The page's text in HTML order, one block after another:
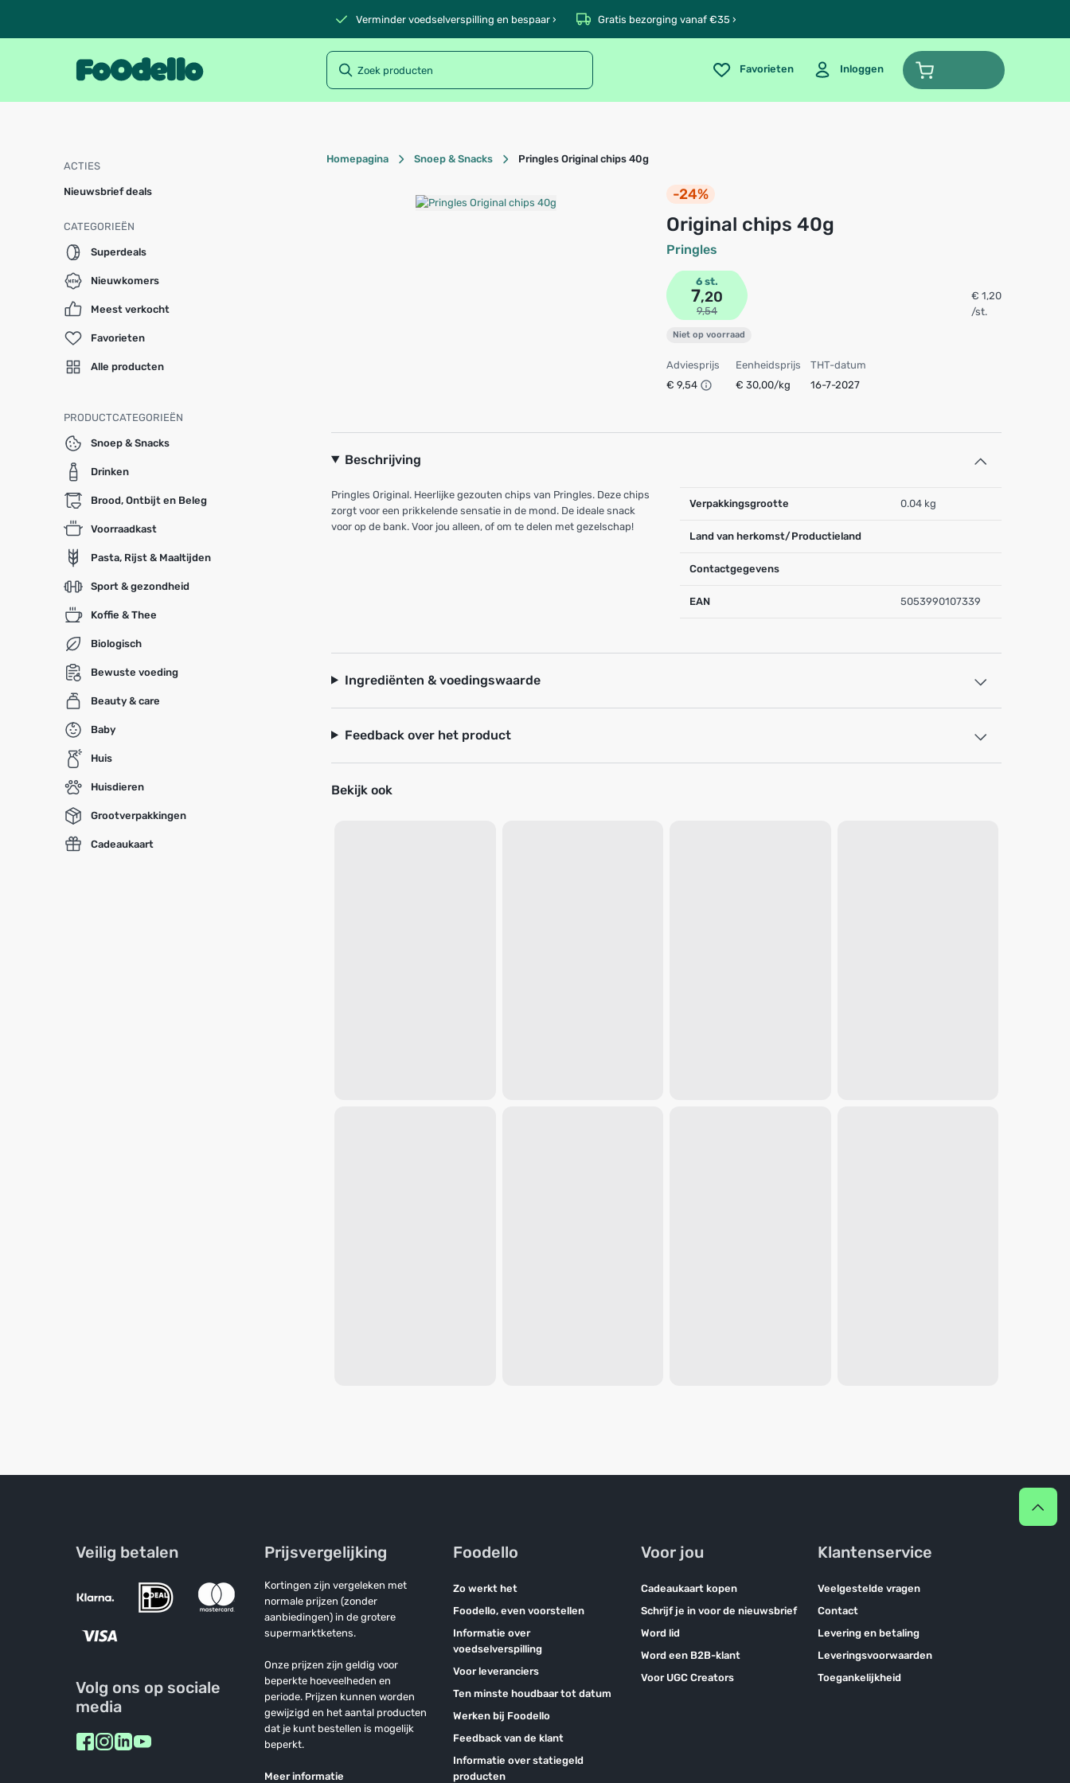
Verminder voedselverspilling en bespaar › Gratis bezorging vanaf €35 ›
Favorieten Inloggen
ACTIES
Nieuwsbrief deals
CATEGORIEËN
Superdeals
Nieuwkomers
Meest verkocht
Favorieten
Alle producten
PRODUCTCATEGORIEËN
Snoep & Snacks
Drinken
Brood, Ontbijt en Beleg
Voorraadkast
Pasta, Rijst & Maaltijden
Sport & gezondheid
Koffie & Thee
Biologisch
Bewuste voeding
Beauty & care
Baby
Huis
Huisdieren
Grootverpakkingen
Cadeaukaart
Homepagina Snoep & Snacks Pringles Original chips 40g
-24%
Original chips 40g
Pringles
6 st.
7,20
9,54
€ 1,20
/st.
Niet op voorraad
Adviesprijs
€ 9,54
Eenheidsprijs
€ 30,00/kg
THT-datum
16-7-2027
Beschrijving
Pringles Original. Heerlijke gezouten chips van Pringles. Deze chips
zorgt voor een prikkelende sensatie in de mond. De ideale snack
voor op de bank. Voor jou alleen, of om te delen met gezelschap!
Verpakkingsgrootte 0.04 kg
Land van herkomst/Productieland
Contactgegevens
EAN 5053990107339
Ingrediënten & voedingswaarde
Feedback over het product
Bekijk ook
Veilig betalen
Volg ons op sociale
media
Prijsvergelijking
Kortingen zijn vergeleken met
normale prijzen (zonder
aanbiedingen) in de grotere
supermarktketens.
Onze prijzen zijn geldig voor
beperkte hoeveelheden en
periode. Prijzen kunnen worden
gewijzigd en het aantal producten
dat je kunt bestellen is mogelijk
beperkt.
Meer informatie
Foodello
Zo werkt het
Foodello, even voorstellen
Informatie over
voedselverspilling
Voor leveranciers
Ten minste houdbaar tot datum
Werken bij Foodello
Feedback van de klant
Informatie over statiegeld
producten
Voor jou
Cadeaukaart kopen
Schrijf je in voor de nieuwsbrief
Word lid
Word een B2B-klant
Voor UGC Creators
Klantenservice
Veelgestelde vragen
Contact
Levering en betaling
Leveringsvoorwaarden
Toegankelijkheid